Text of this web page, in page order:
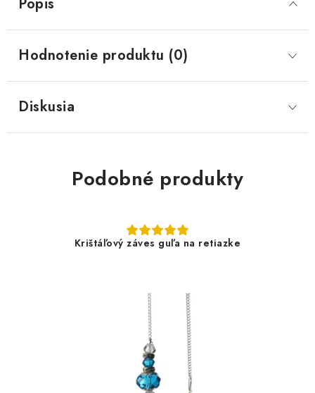
Hodnotenie produktu (0)
Diskusia
Podobné produkty
Krištáľový záves guľa na retiazke